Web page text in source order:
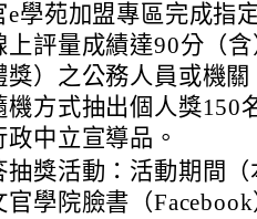
e學苑加盟專區完成指
上評量成績達90分（
獎）之公務人員或機
機方式抽出個人獎150
中立宣導品。
抽獎活動：活動期間
官學院臉書（